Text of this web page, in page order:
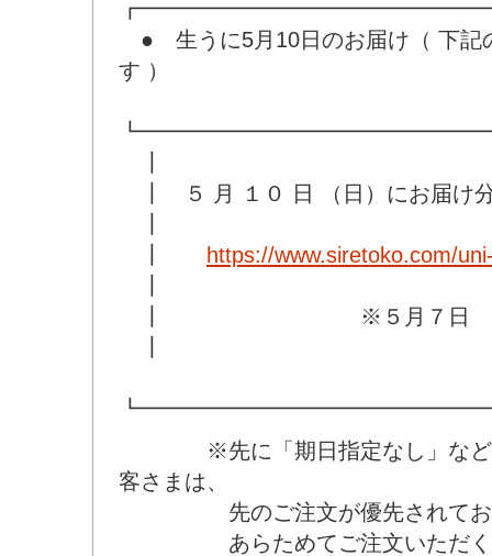
● 生うに5月10日のお届け（ 下記
す ）
┃ ５ 月 １０ 日 （日）にお届け
https://www.siretoko.com/
┃ ※５月７日 23:55ま
※先に「期日指定なし」などの
客さまは、
先のご注文が優先されてお
あらためてご注文いただく必